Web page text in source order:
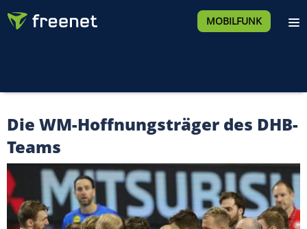
MOBILFUNK
Die WM-Hoffnungsträger des DHB-
Teams